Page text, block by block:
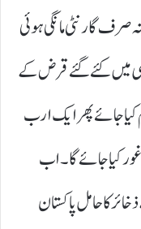
گارنٹی مانگی ہوئی
میں کئے گئے قرض کے
کیا جائے پھر ایک ارب
کیا جائے گا۔ اب
کا حامل پاکستان